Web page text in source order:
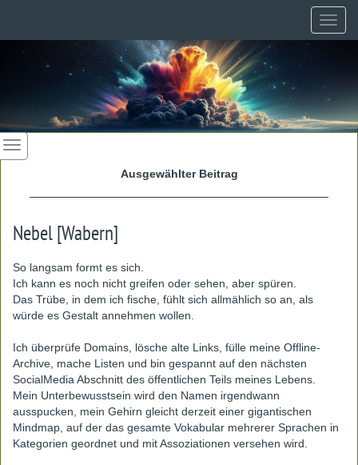
Ausgewählter Beitrag
Nebel [Wabern]
So langsam formt es sich.
Ich kann es noch nicht greifen oder sehen, aber spüren.
Das Trübe, in dem ich fische, fühlt sich allmählich so an, als
würde es Gestalt annehmen wollen.
Ich überprüfe Domains, lösche alte Links, fülle meine Offline-
Archive, mache Listen und bin gespannt auf den nächsten
SocialMedia Abschnitt des öffentlichen Teils meines Lebens.
Mein Unterbewusstsein wird den Namen irgendwann
ausspucken, mein Gehirn gleicht derzeit einer gigantischen
Mindmap, auf der das gesamte Vokabular mehrerer Sprachen in
Kategorien geordnet und mit Assoziationen versehen wird.